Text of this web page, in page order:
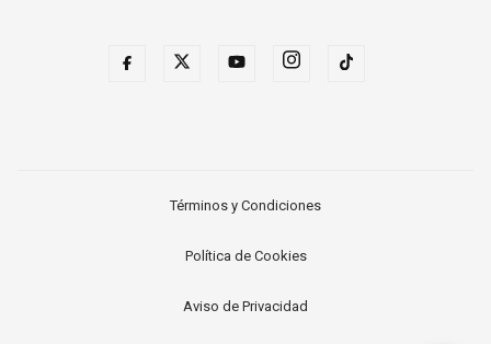
Términos y Condiciones
Política de Cookies
Aviso de Privacidad